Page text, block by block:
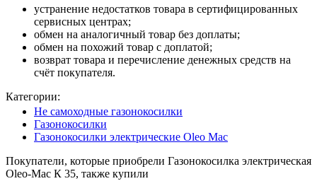
устранение недостатков товара в сертифицированных
сервисных центрах;
обмен на аналогичный товар без доплаты;
обмен на похожий товар с доплатой;
возврат товара и перечисление денежных средств на
счёт покупателя.
Категории:
Не самоходные газонокосилки
Газонокосилки
Газонокосилки электрические Oleo Mac
Покупатели, которые приобрели Газонокосилка электрическая
Oleo-Mac К 35, также купили